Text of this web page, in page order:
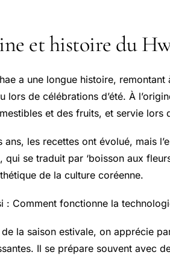
et histoire du
a une longue histoire,
lors de célébrations d’été. À
et des fruits, et servie lors
ans, les recettes ont évolué, mais
qui se traduit par ‘boisson aux
de la culture coréenne.
: Comment fonctionne la
la saison estivale, on apprécie
Il se prépare souvent avec